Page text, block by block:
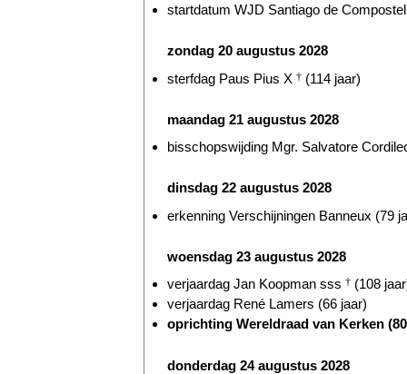
startdatum WJD Santiago de
zondag 20 augustus 2028
sterfdag Paus Pius X † (114 jaar)
maandag 21 augustus 2028
bisschopswijding Mgr. Salvatore
dinsdag 22 augustus 2028
erkenning Verschijningen Banneux (79
woensdag 23 augustus 2028
verjaardag Jan Koopman sss † (108
verjaardag René Lamers (66 jaar)
oprichting Wereldraad van Kerken
donderdag 24 augustus 2028